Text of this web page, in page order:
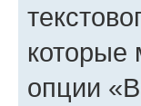
которые
опции